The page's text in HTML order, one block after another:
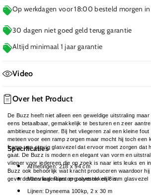
Op werkdagen voor 18:00 besteld morgen
30 dagen niet goed geld terug garantie
Altijd minimaal 1 jaar garantie
Video
Over het Product
De Buzz heeft niet alleen een geweldige uitstraling
eens betaalbaar, gemakkelijk te besturen en zeer
ambitieuze beginner. Bij het vliegeren zal een kleine
meteen voor een ramp zorgen maar mocht hij toch een
frame van stevig glasvezel dat ervoor moet zorgen dat
gaat. De Buzz is modern en elegant van vorm en
vlieger voor iedereen die op zoek is naar iets leuks en
Buzz ook behoorlijk wat kracht produceren waardoor
gevorderde vliegeraars erg aantrekkelijk is.
Specificaties
Afmetingen: 218 x 94 cm
Materiaal: Ripstop-polyester en 8 mm glasvezel
Lijnen: Dyneema 100kp, 2 x 30 m